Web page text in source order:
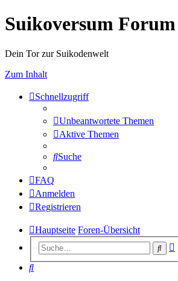
Suikoversum Forum
Dein Tor zur Suikodenwelt
Zum Inhalt
Schnellzugriff
Unbeantwortete Themen
Aktive Themen
Suche
FAQ
Anmelden
Registrieren
Hauptseite Foren-Übersicht
Suche